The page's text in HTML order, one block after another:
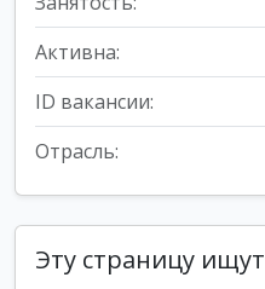
Активна:
ID вакансии:
Отрасль:
Эту страницу ищут